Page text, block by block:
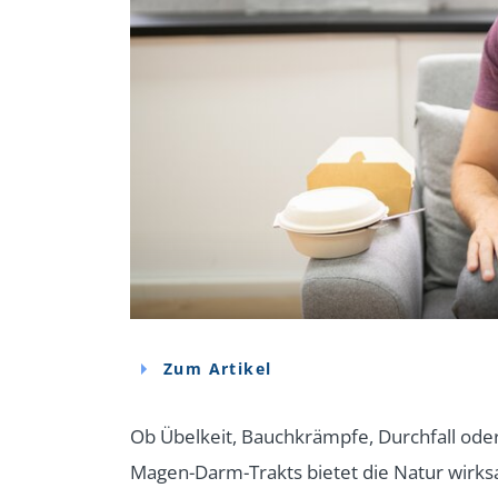
Zum Artikel
Ob Übelkeit, Bauchkrämpfe, Durchfall
Magen-Darm-Trakts bietet die Natur